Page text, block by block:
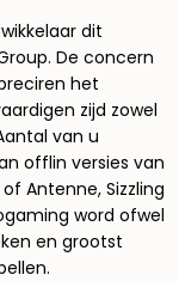
dit
De concern
het
zijd zowel
van u
offlin versies van
Antenne, Sizzling
word ofwel
en grootst